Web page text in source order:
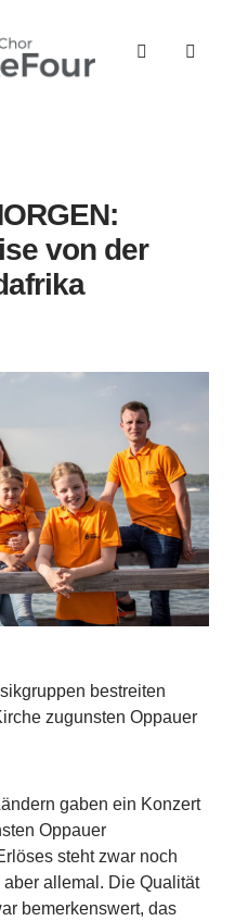
von der
bestreiten
zugunsten Oppauer
gaben ein Konzert
Oppauer
steht zwar noch
allemal. Die Qualität
bemerkenswert, das